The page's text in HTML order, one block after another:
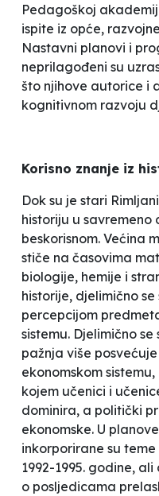
Pedagoškoj
ispite iz opće,
Nastavni planovi i
neprilagođeni su
što njihove autorice i
kognitivnom razvoju
Korisno znanje iz
Dok su je stari
historiju u
beskorisnom. Većina
stiče na časovima
biologije, hemije i
historije, djelimično
percepcijom
sistemu. Djelimično
pažnja više
ekonomskom
kojem učenici i
dominira, a politički
ekonomske. U
inkorporirane su
1992-1995. godine,
o posljedicama